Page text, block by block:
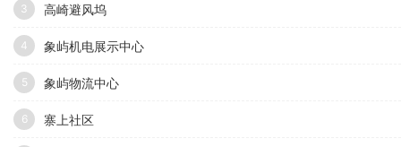
3 高崎避风坞
4 象屿机电展示中心
5 象屿物流中心
6 寨上社区